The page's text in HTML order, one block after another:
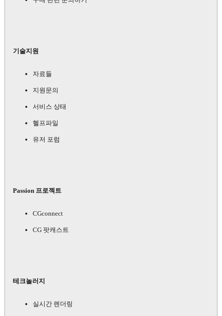
기술지원
자료들
지원문의
서비스 상태
헬프파일
유저 포럼
Passion 프로젝트
CGconnect
CG 팟캐스트
테크놀러지
실시간 렌더링